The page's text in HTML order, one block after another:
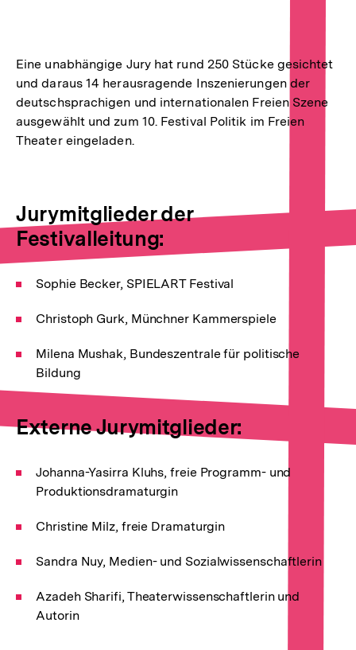
Eine unabhängige Jury hat rund 250 Stücke gesichtet
und daraus 14 herausragende Inszenierungen der
deutschsprachigen und internationalen Freien Szene
ausgewählt und zum 10. Festival Politik im Freien
Theater eingeladen.
Jurymitglieder der
Festivalleitung:
Sophie Becker, SPIELART Festival
Christoph Gurk, Münchner Kammerspiele
Milena Mushak, Bundeszentrale für politische
Bildung
Externe Jurymitglieder:
Johanna-Yasirra Kluhs, freie Programm- und
Produktionsdramaturgin
Christine Milz, freie Dramaturgin
Sandra Nuy, Medien- und Sozialwissenschaftlerin
Azadeh Sharifi, Theaterwissenschaftlerin und
Autorin